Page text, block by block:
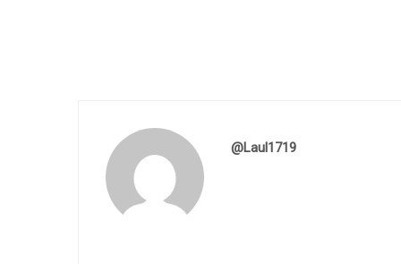
@laul1719